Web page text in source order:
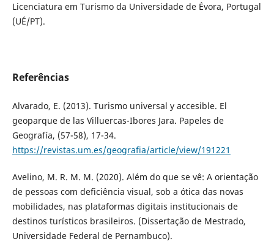
Licenciatura em Turismo da Universidade de Évora, Portugal
(UÉ/PT).
Referências
Alvarado, E. (2013). Turismo universal y accesible. El
geoparque de las Villuercas-Ibores Jara. Papeles de
Geografía, (57-58), 17-34.
https://revistas.um.es/geografia/article/view/191221
Avelino, M. R. M. M. (2020). Além do que se vê: A orientação
de pessoas com deficiência visual, sob a ótica das novas
mobilidades, nas plataformas digitais institucionais de
destinos turísticos brasileiros. (Dissertação de Mestrado,
Universidade Federal de Pernambuco).